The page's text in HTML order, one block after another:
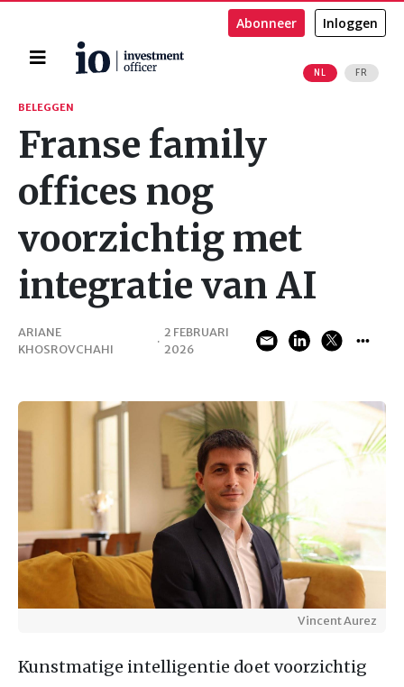
Home
NL FR
Abonneer Inloggen
Zoeken
BELEGGEN
Franse family
offices nog
voorzichtig met
integratie van AI
ARIANE
KHOSROVCHAHI
·
2 FEBRUARI
2026
Vincent Aurez
Kunstmatige intelligentie doet voorzichtig